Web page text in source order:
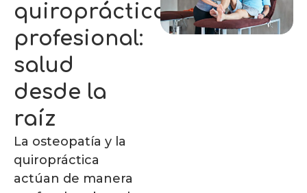
quiropráctica
profesional:
salud
desde la
raíz
La osteopatía y la
quiropráctica
actúan de manera